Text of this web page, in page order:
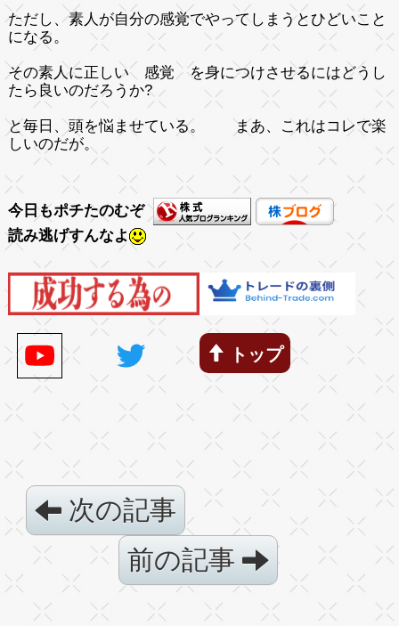
ただし、素人が自分の感覚でやってしまうとひどいこと
になる。
その素人に正しい 感覚 を身につけさせるにはどうし
たら良いのだろうか?
と毎日、頭を悩ませている。 まあ、これはコレで楽
しいのだが。
今日もポチたのむぞ
読み逃げすんなよ
トップ
次の記事
前の記事